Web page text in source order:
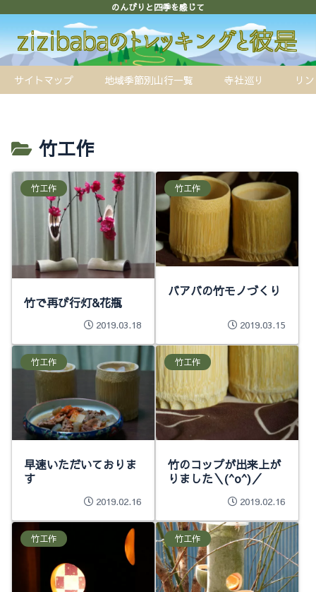
のんびりと四季を感じて
サイトマップ 地域季節別山行一覧 寺社巡り リ
竹工作
竹工作
竹で再び行灯&花瓶
2019.03.18
竹工作
バアバの竹モノづくり
2019.03.15
竹工作
早速いただいておりま
す
2019.02.16
竹工作
竹のコップが出来上が
りました＼(^o^)／
2019.02.16
竹工作 竹工作